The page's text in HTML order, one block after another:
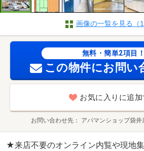
画像の一覧を見る（
無料・簡単2項目！
この物件にお問い
お気に入りに追加
お問い合わせ先 アパマンショップ袋
★来店不要のオンライン内覧や現地